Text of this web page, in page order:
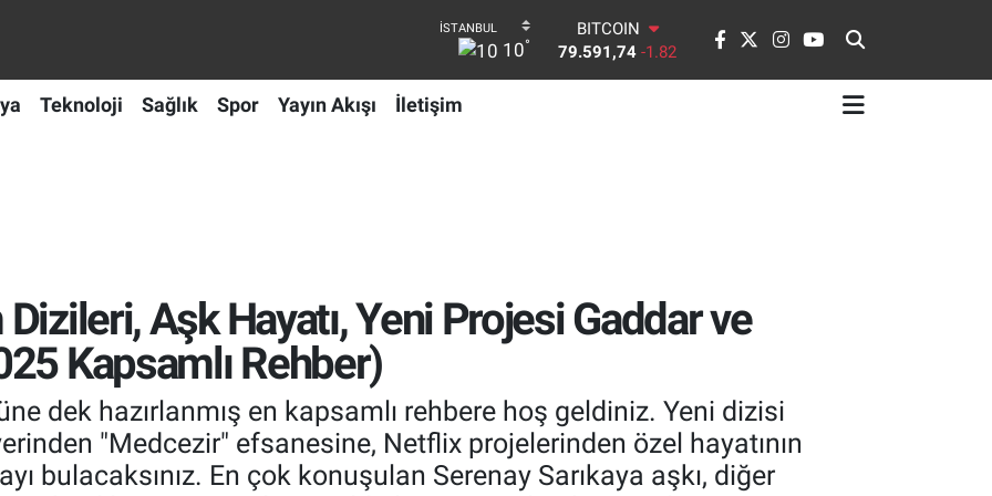
10°
DOLAR
45,43620 0.02
EURO
Teknoloji Sağlık Spor Yayın Akışı İletişim
Aşk Hayatı, Yeni Projesi Gaddar ve
Kapsamlı Rehber)
dek hazırlanmış en kapsamlı rehbere hoş geldiniz. Yeni dizisi
"Medcezir" efsanesine, Netflix projelerinden özel hayatının
bulacaksınız. En çok konuşulan Serenay Sarıkaya aşkı, diğer